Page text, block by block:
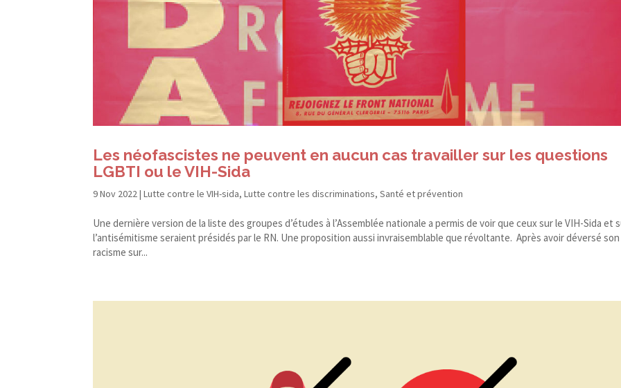
Les néofascistes ne peuvent en aucun cas travailler sur les questions
LGBTI ou le VIH-Sida
9 Nov 2022|Lutte contre le VIH-sida,Lutte contre les discriminations,Santé et prévention
Une dernière version de la liste des groupes d’études à l’Assemblée nationale a permis de voir que ceux sur le VIH-​Sida et
l’antisémitisme seraient présidés par le RN. Une proposition aussi invraisemblable que révoltante. Après avoir déversé son
racisme sur...